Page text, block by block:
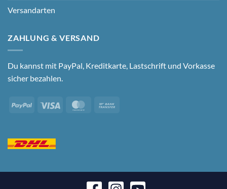
Versandarten
ZAHLUNG & VERSAND
Du kannst mit PayPal, Kreditkarte, Lastschrift und Vorkasse
sicher bezahlen.
PayPal Visa MasterCard